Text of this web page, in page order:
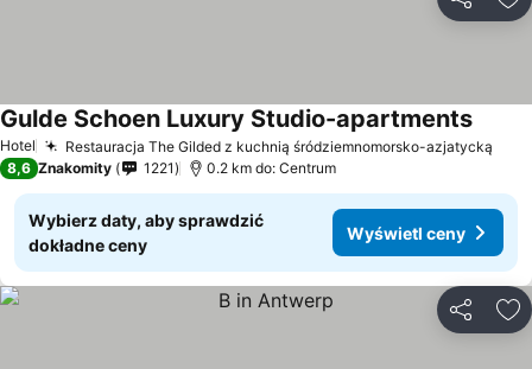
Hotel Restauracja The Gilded z kuchnią śródziemnomorsko-azjatycką
Gulde Schoen Luxury Studio-apartments
8,6 Znakomity 1221 0.2 km do: Centrum
Wybierz daty, aby sprawdzić
dokładne ceny
Wyświetl ceny